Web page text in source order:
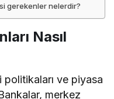
gerekenler nelerdir?
Nasıl
politikaları ve piyasa
merkez